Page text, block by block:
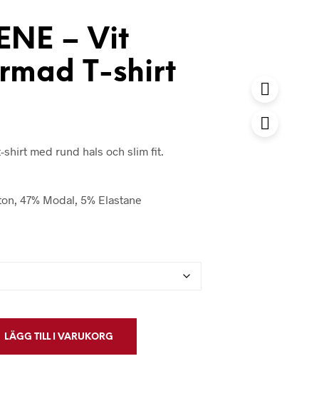
– Vit
T-shirt
shirt med rund hals och slim fit.
47% Modal, 5% Elastane
LÄGG TILL I VARUKORG